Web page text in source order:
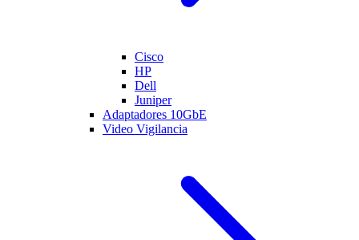
Cisco
HP
Dell
Juniper
Adaptadores 10GbE
Video Vigilancia